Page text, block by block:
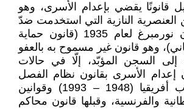
قانونًا يقضي بإعدام الأسرى، وهو
العنصرية النازية التي استخدمت ضدّ
اليهود، ومنها قانون نورمبرغ لعام 1935 (قانون حماية
وهو قانون غير مسموح به بالعفو
إلى السجن المؤبّد، إلّا في حالات
إعدام الأسرى بقانون نظام الفصل
العنصري في جنوب أفريقيا (1948 – 1993) وقوانين
والفرنسية، وقبلها قانون محاكم